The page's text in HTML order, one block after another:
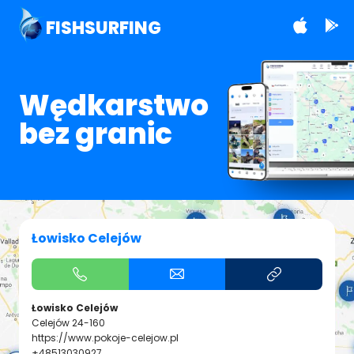
FISHSURFING
Wędkarstwo
bez granic
Łowisko Celejów
Łowisko Celejów
Celejów 24-160
https://www.pokoje-celejow.pl